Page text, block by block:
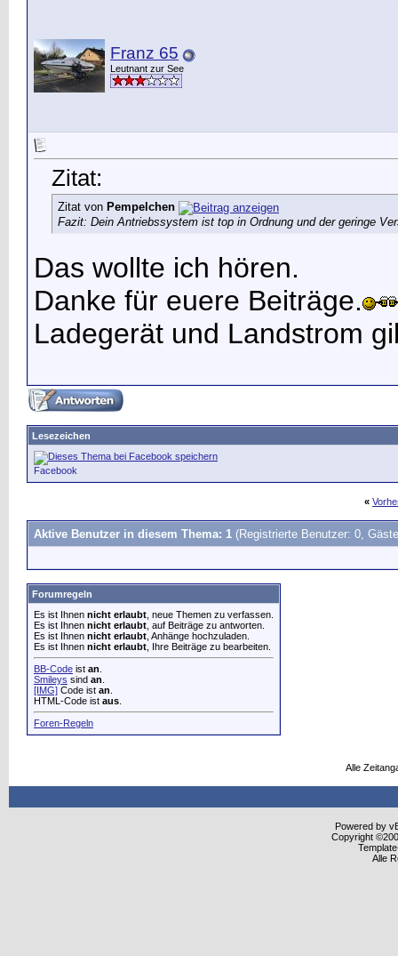
Franz 65
Leutnant zur See
Zitat:
Zitat von Pempelchen
Fazit: Dein Antriebssystem ist top in Ordnung und der geringe
Das wollte ich hören.
Danke für euere Beiträge.
Ladegerät und Landstrom
Lesezeichen
Facebook
«
Aktive Benutzer in diesem Thema: 1 (Registrierte Benutzer: 0,
Forumregeln
Es ist Ihnen nicht erlaubt , neue Themen zu verfassen.
Es ist Ihnen nicht erlaubt , auf Beiträge zu antworten.
Es ist Ihnen nicht erlaubt , Anhänge hochzuladen.
Es ist Ihnen nicht erlaubt , Ihre Beiträge zu bearbeiten.
BB-Code ist an
Smileys sind an
[IMG] Code ist an
HTML-Code ist aus
Foren-Regeln
Alle
Powered by
Copyright
Alle